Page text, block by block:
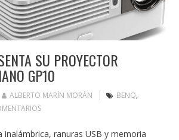
SU PROYECTOR
GP10
ALBERTO MARÍN MORÁN BENQ,
inalámbrica, ranuras USB y memoria